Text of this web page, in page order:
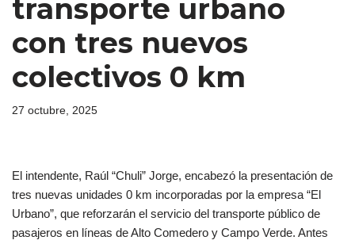
transporte urbano
con tres nuevos
colectivos 0 km
27 octubre, 2025
El intendente, Raúl “Chuli” Jorge, encabezó la presentación de
tres nuevas unidades 0 km incorporadas por la empresa “El
Urbano”, que reforzarán el servicio del transporte público de
pasajeros en líneas de Alto Comedero y Campo Verde. Antes